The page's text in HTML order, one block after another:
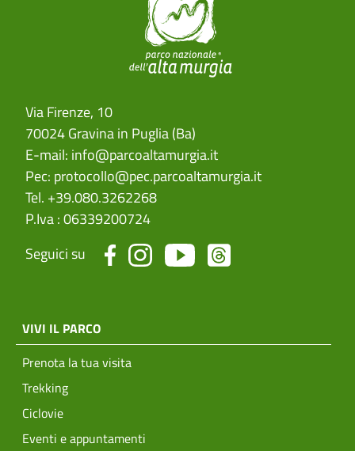
Via Firenze, 10
70024 Gravina in Puglia (Ba)
E-mail: info@parcoaltamurgia.it
Pec: protocollo@pec.parcoaltamurgia.it
Tel. +39.080.3262268
P.Iva : 06339200724
Seguici su
menu top footer
VIVI IL PARCO
Prenota la tua visita
Trekking
Ciclovie
Eventi e appuntamenti